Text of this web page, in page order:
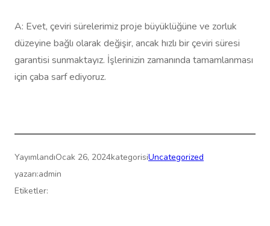
A: Evet, çeviri sürelerimiz proje büyüklüğüne ve zorluk
düzeyine bağlı olarak değişir, ancak hızlı bir çeviri süresi
garantisi sunmaktayız. İşlerinizin zamanında tamamlanması
için çaba sarf ediyoruz.
YayımlandıOcak 26, 2024kategorisiUncategorized
yazarı:admin
Etiketler: